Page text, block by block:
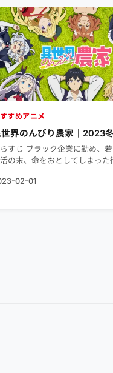
すめアニメ
界のんびり農家｜2023
すじ ブラック企業に勤め、
の末、命をおとしてしまっ
02-01